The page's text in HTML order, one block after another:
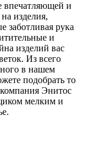
впечатляющей и
изделия,
заботливая рука
и
изделий вас
Из всего
в нашем
подобрать то
Энитос
мелким и